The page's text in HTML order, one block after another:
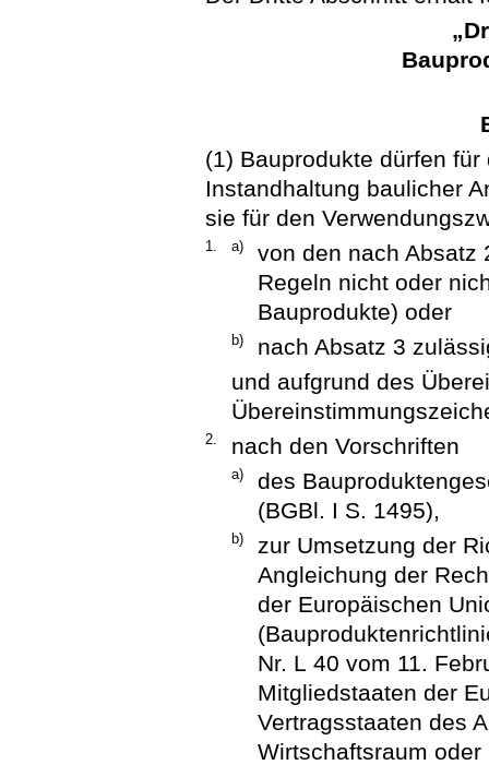
(1) Bauprodukte dürfen
Instandhaltung baulicher
sie für den
1. a)
von den nach Absatz
Regeln nicht oder
Bauprodukte) oder
b)
nach Absatz 3
und aufgrund des
2. nach den Vorschriften
a)
des
(BGBl. I S. 1495),
b)
zur Umsetzung der
Angleichung der
der Europäischen
Nr. L 40 vom 11.
Mitgliedstaaten der
Vertragsstaaten des
Wirtschaftsraum oder